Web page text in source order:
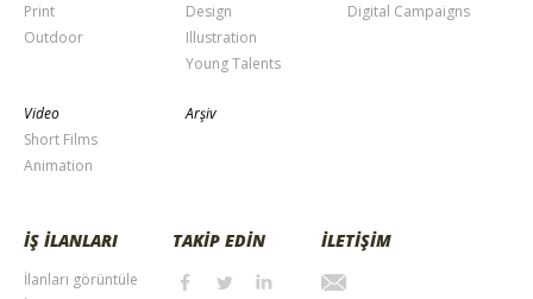
Print
Outdoor
Design
Illustration
Young Talents
Digital Campaigns
Video
Short Films
Animation
Arşiv
İŞ İLANLARI
İlanları görüntüle
TAKİP EDİN İLETİŞİM